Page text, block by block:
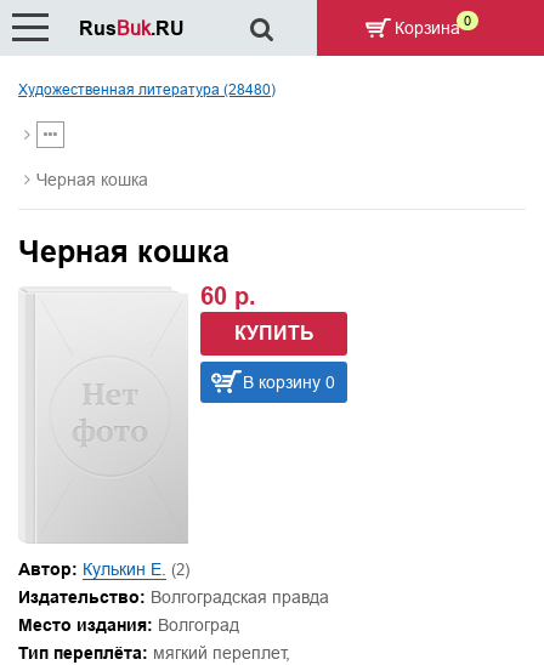
Художественная литература (28480)
Черная кошка
Черная кошка
60 р.
КУПИТЬ
В корзину 0
Автор: Кулькин Е. (2)
Издательство: Волгоградская правда
Место издания: Волгоград
Тип переплёта: мягкий переплет,
RusBuk.RU Корзина 0